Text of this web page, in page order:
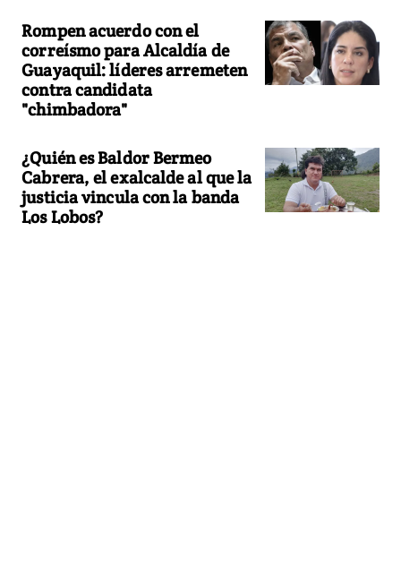
Rompen acuerdo con el
correísmo para Alcaldía de
Guayaquil: líderes arremeten
contra candidata
"chimbadora"
¿Quién es Baldor Bermeo
Cabrera, el exalcalde al que la
justicia vincula con la banda
Los Lobos?